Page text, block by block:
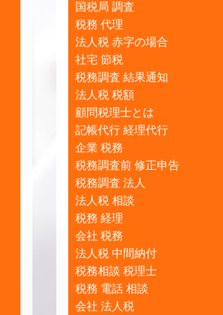
国税局 調査
税務 代理
法人税 赤字の場合
社宅 節税
税務調査 結果通知
法人税 税額
顧問税理士とは
記帳代行 経理代行
企業 税務
税務調査前 修正申告
税務調査 法人
法人税 相談
税務 経理
会社 税務
法人税 中間納付
税務相談 税理士
税務 電話 相談
会社 法人税